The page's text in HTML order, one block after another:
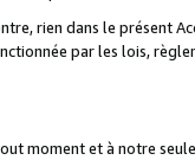
rien dans le présent
par les lois,
moment et à notre